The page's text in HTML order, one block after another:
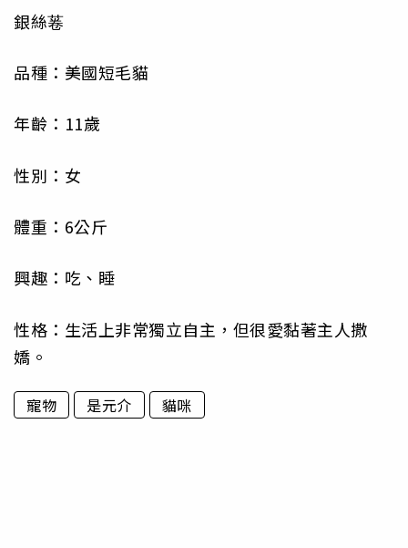
銀絲菤
品種：美國短毛貓
年齡：11歲
性別：女
體重：6公斤
興趣：吃、睡
性格：生活上非常獨立自主，但很愛黏著主人撒
嬌。
寵物 是元介 貓咪